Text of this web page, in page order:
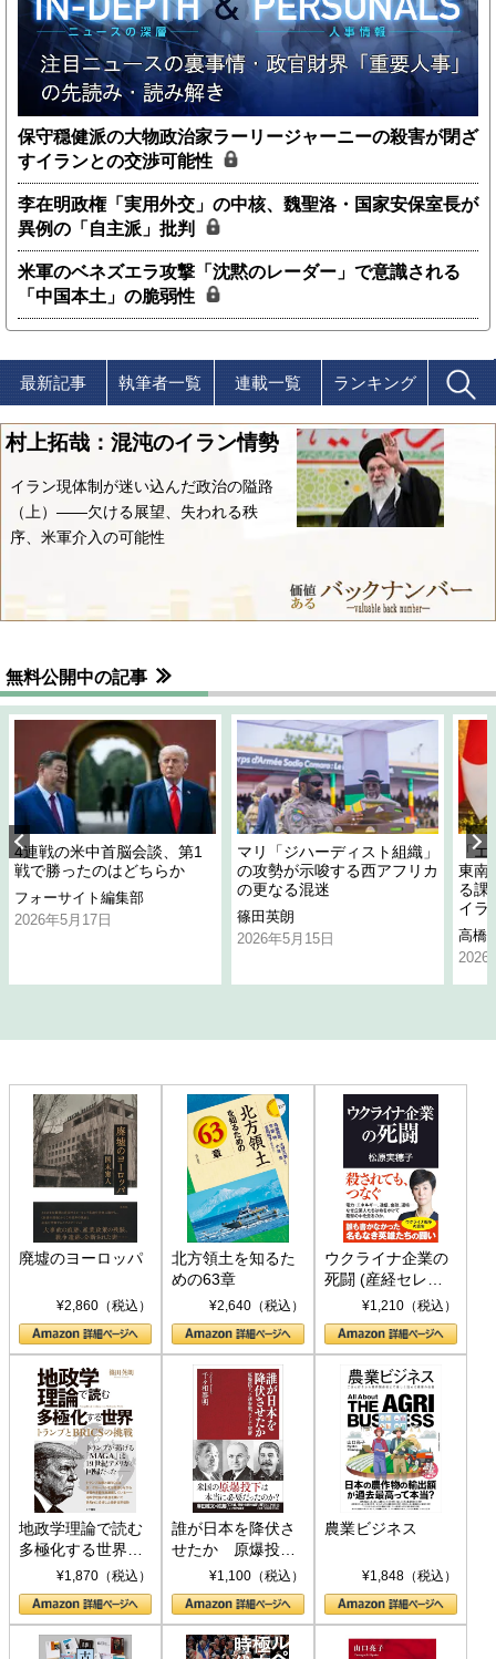
保守穏健派の大物政治家ラーリージャーニーの殺害が閉ざ
すイランとの交渉可能性
李在明政権「実用外交」の中核、魏聖洛・国家安保室長が
異例の「自主派」批判
米軍のベネズエラ攻撃「沈黙のレーダー」で意識される
「中国本土」の脆弱性
最新記事 執筆者一覧 連載一覧 ランキング
村上拓哉：混沌のイラン情勢
イラン現体制が迷い込んだ政治の隘路
（上）――欠ける展望、失われる秩
序、米軍介入の可能性
無料公開中の記事
4連戦の米中首脳会談、第1
戦で勝ったのはどちらか
フォーサイト編集部
2026年5月17日
マリ「ジハーディスト組織」
の攻勢が示唆する西アフリカ
の更なる混迷
篠田英朗
2026年5月15日
「
東南
る課
イラ
高橋
2026
廃墟のヨーロッパ
¥2,860（税込）
北方領土を知るた
めの63章
¥2,640（税込）
ウクライナ企業の
死闘 (産経セレク
ト S 039)¥1,210（税込）
地政学理論で読む
多極化する世界：
トランプとBRICS
の挑戦
¥1,870（税込）
誰が日本を降伏さ
せたか 原爆投
下、ソ連参戦、そ
して聖断 (PHP新
書)
¥1,100（税込）
農業ビジネス
¥1,848（税込）